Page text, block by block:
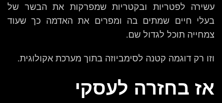
עשירה לפטריות ובקטריות שמפרקות את הבשר של
בעלי חיים שמתים בה ומפרים את האדמה כך שעוד
צמחייה תוכל לגדול שם.
וזו רק דוגמה קטנה לסימביוזה בתוך מערכת אקולוגית.
אז בחזרה לעסקי